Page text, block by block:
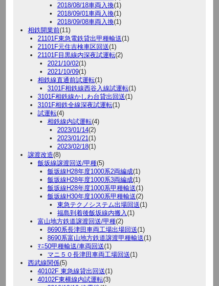
2018/08/18車両入換(1)
2018/09/01車両入換(1)
2018/09/08車両入換(1)
相鉄開業前(11)
21101F東急電鉄貸出甲種輸送(1)
21101F元住吉検車区回送(1)
21101F目黒線内深夜試運転(2)
2021/10/02(1)
2021/10/09(1)
相鉄線直通前試運転(1)
3101F相鉄線西谷入線試運転(1)
3101F相鉄線かしわ台貸出回送(1)
3101F相鉄全線深夜試運転(1)
試運転(4)
相鉄線内試運転(4)
2023/01/14(2)
2023/01/21(1)
2023/02/18(1)
譲渡改造(8)
飯坂線譲渡回送/甲種(5)
飯坂線H28年度1000系2両編成(1)
飯坂線H28年度1000系3両編成(1)
飯坂線H28年度1000系甲種輸送(1)
飯坂線H30年度1000系甲種輸送(2)
東急テクノシステム出場回送(1)
福島到着後飯坂線内搬入 (1)
富山地方鉄道譲渡回送/甲種(2)
8690系長津田車両工場出場回送(1)
8690系富山地方鉄道譲渡甲種輸送(1)
ﾏﾆ50甲種輸送/車両回送(1)
マニ５０長津田車両工場回送(1)
西武線関係(5)
40102F 東急線貸出回送(1)
40102F東横線内試運転(3)